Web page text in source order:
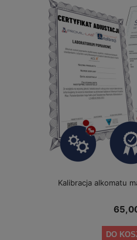
Kalibracja alkomatu
DO